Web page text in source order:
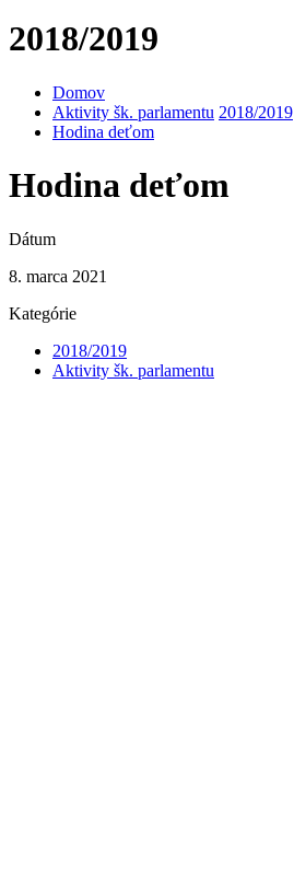
2018/2019
Domov
Aktivity šk. parlamentu 2018/2019
Hodina deťom
Hodina deťom
Dátum
8. marca 2021
Kategórie
2018/2019
Aktivity šk. parlamentu